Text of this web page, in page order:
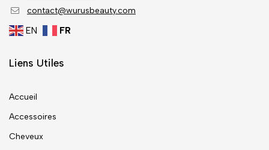
contact@wurusbeauty.com
EN FR
Liens Utiles
Accueil
Accessoires
Cheveux